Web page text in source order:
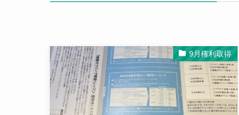
9月権利取得